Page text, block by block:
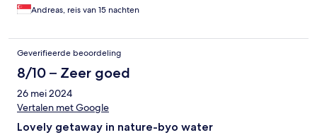
Andreas, reis van 15 nachten
Geverifieerde beoordeling
8/10 – Zeer goed
26 mei 2024
Vertalen met Google
Lovely getaway in nature-byo water